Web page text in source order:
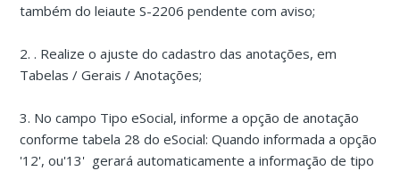
também do leiaute S-2206 pendente com aviso;
2. . Realize o ajuste do cadastro das anotações, em
Tabelas / Gerais / Anotações;
3. No campo Tipo eSocial, informe a opção de anotação
conforme tabela 28 do eSocial: Quando informada a opção
'12', ou'13' gerará automaticamente a informação de tipo